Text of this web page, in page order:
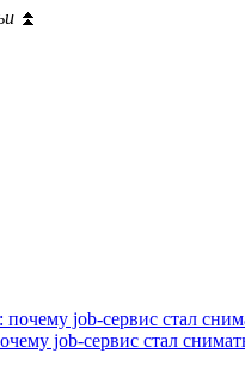
⏫
job-сервис стал